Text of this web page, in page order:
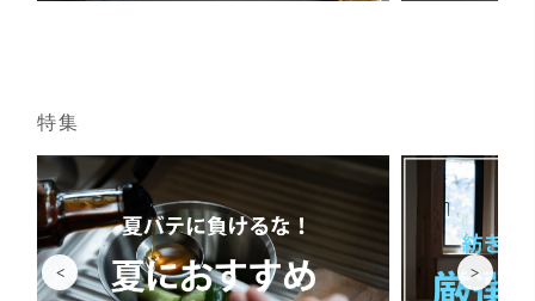
特集
< >